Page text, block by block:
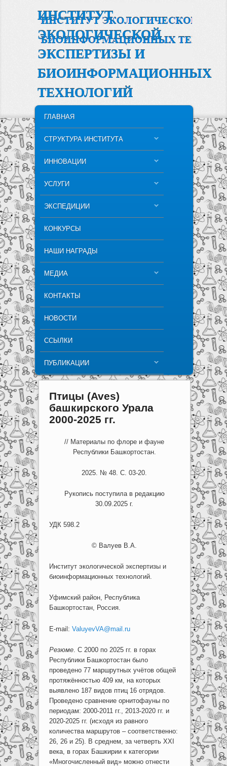
ИНСТИТУТ
ЭКОЛОГИЧЕСКОЙ
ЭКСПЕРТИЗЫ И
БИОИНФОРМАЦИОННЫХ
ТЕХНОЛОГИЙ
SKIP TO PRIMARY CONTENT
SKIP TO SECONDARY CONTENT
ГЛАВНАЯ
СТРУКТУРА ИНСТИТУТА
ИННОВАЦИИ
УСЛУГИ
ЭКСПЕДИЦИИ
КОНКУРСЫ
НАШИ НАГРАДЫ
МЕДИА
КОНТАКТЫ
НОВОСТИ
ССЫЛКИ
ПУБЛИКАЦИИ
Птицы (Aves)
башкирского Урала
2000-2025 гг.
// Материалы по флоре и фауне
Республики Башкортостан.
2025. № 48. С. 03-20.
Рукопись поступила в редакцию
30.09.2025 г.
УДК 598.2
© Валуев В.А.
Институт экологической экспертизы и
биоинформационных технологий.
Уфимский район, Республика
Башкортостан, Россия.
E-mail: ValuyevVA@mail.ru
Резюме. С 2000 по 2025 гг. в горах
Республики Башкортостан было
проведено 77 маршрутных учётов общей
протяжённостью 409 км, на которых
выявлено 187 видов птиц 16 отрядов.
Проведено сравнение орнитофауны по
периодам: 2000-2011 гг., 2013-2020 гг. и
2020-2025 гг. (исходя из равного
количества маршрутов – соответственно:
26, 26 и 25). В среднем, за четверть XXI
века, в горах Башкирии к категории
«Многочисленный вид» можно отнести